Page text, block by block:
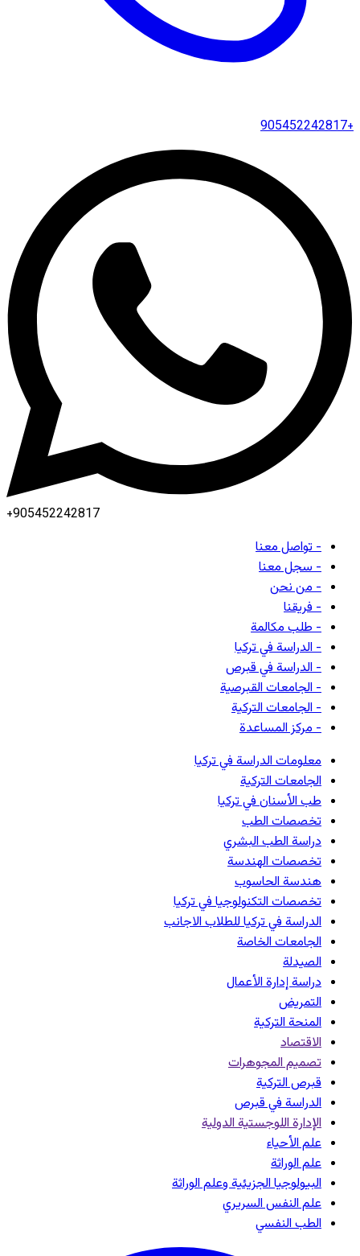
+905452242817
+905452242817
- تواصل معنا
- سجل معنا
- من نحن
- فريقنا
- طلب مكالمة
- الدراسة في تركيا
- الدراسة في قبرص
- الجامعات القبرصية
- الجامعات التركية
- مركز المساعدة
معلومات الدراسة في تركيا
الجامعات التركية
طب الأسنان في تركيا
تخصصات الطب
دراسة الطب البشري
تخصصات الهندسة
هندسة الحاسوب
تخصصات التكنولوجيا في تركيا
الدراسة في تركيا للطلاب الاجانب
الجامعات الخاصة
الصيدلة
دراسة إدارة الأعمال
التمريض
المنحة التركية
الاقتصاد
تصميم المجوهرات
قبرص التركية
الدراسة في قبرص
الإدارة اللوجستية الدولية
علم الأحياء
علم الوراثة
البيولوجيا الجزيئية وعلم الوراثة
علم النفس السريري
الطب النفسي